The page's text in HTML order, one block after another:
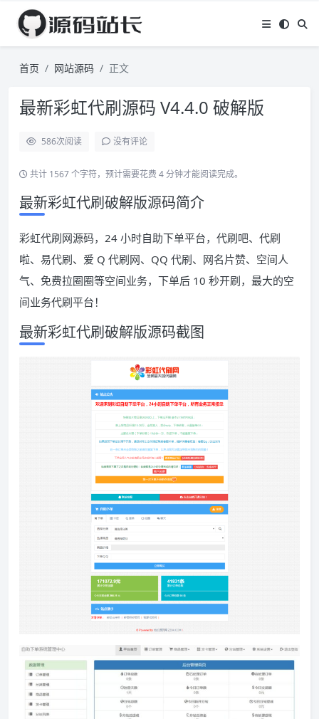
首页 网站源码 正文
最新彩虹代刷源码 V4.4.0 破解版
586次阅读 没有评论
共计 1567 个字符，预计需要花费 4 分钟才能阅读完成。
最新彩虹代刷破解版源码简介
彩虹代刷网源码，24 小时自助下单平台，代刷吧、代刷
啦、易代刷、爱 Q 代刷网、QQ 代刷、网名片赞、空间人
气、免费拉圈圈等空间业务，下单后 10 秒开刷，最大的空
间业务代刷平台！
最新彩虹代刷破解版源码截图